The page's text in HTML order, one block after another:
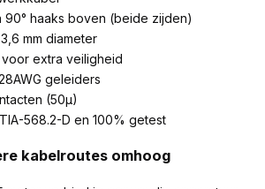
90° haaks boven (beide zijden)
mm diameter
voor extra veiligheid
geleiders
(50µ)
568.2-D en 100% getest
kabelroutes omhoog